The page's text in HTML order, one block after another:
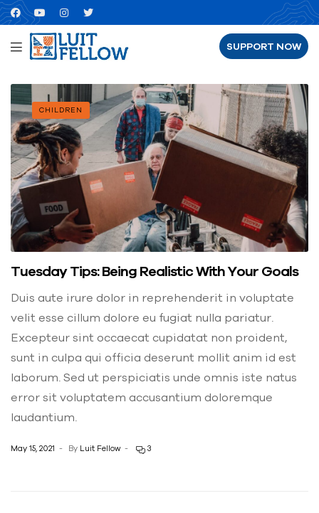
SUPPORT NOW
CHILDREN
Tuesday Tips: Being Realistic With Your Goals
Duis aute irure dolor in reprehenderit in voluptate
velit esse cillum dolore eu fugiat nulla pariatur.
Excepteur sint occaecat cupidatat non proident,
sunt in culpa qui officia deserunt mollit anim id est
laborum. Sed ut perspiciatis unde omnis iste natus
error sit voluptatem accusantium doloremque
laudantium.
May 15, 2021 By Luit Fellow 3